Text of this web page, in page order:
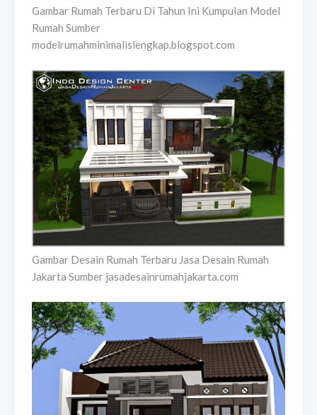
Gambar Rumah Terbaru Di Tahun Ini Kumpulan Model
Rumah Sumber
modelrumahminimalislengkap.blogspot.com
Gambar Desain Rumah Terbaru Jasa Desain Rumah
Jakarta Sumber jasadesainrumahjakarta.com